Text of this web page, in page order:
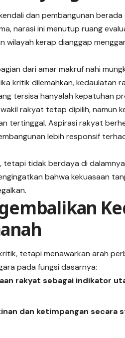
dan pembangunan
narasi ini menutup ruang
wilayah kerap dianggap
dari amar makruf nahi
kritik dilemahkan, kedaulatan
tersisa hanyalah kepatuhan
rakyat tetap dipilih, namun
tertinggal. Aspirasi rakyat
lebih responsif
tetapi tidak berdaya di
bahwa kekuasaan
tetapi menawarkan arah
pada fungsi dasarnya:
rakyat sebagai indikator
dan ketimpangan secara